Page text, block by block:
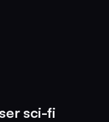
sci-fi